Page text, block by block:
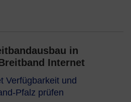
in
Internet
Verfügbarkeit und
Pfalz prüfen